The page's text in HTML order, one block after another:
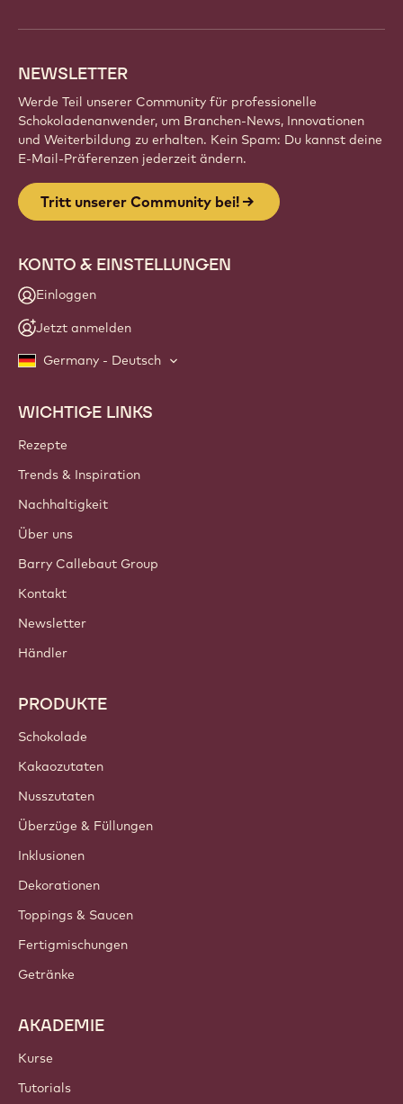
NEWSLETTER
Werde Teil unserer Community für professionelle
Schokoladenanwender, um Branchen-News, Innovationen
und Weiterbildung zu erhalten. Kein Spam: Du kannst deine
E-Mail-Präferenzen jederzeit ändern.
Tritt unserer Community bei!
KONTO & EINSTELLUNGEN
Einloggen
Jetzt anmelden
Germany - Deutsch
Footer
Callebaut
WICHTIGE LINKS
Rezepte
Trends & Inspiration
Nachhaltigkeit
Über uns
Barry Callebaut Group
Kontakt
Newsletter
Händler
PRODUKTE
Schokolade
Kakaozutaten
Nusszutaten
Überzüge & Füllungen
Inklusionen
Dekorationen
Toppings & Saucen
Fertigmischungen
Getränke
AKADEMIE
Kurse
Tutorials